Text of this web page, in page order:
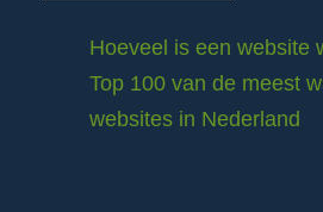
Hoeveel is een website
Top 100 van de meest
websites in Nederland